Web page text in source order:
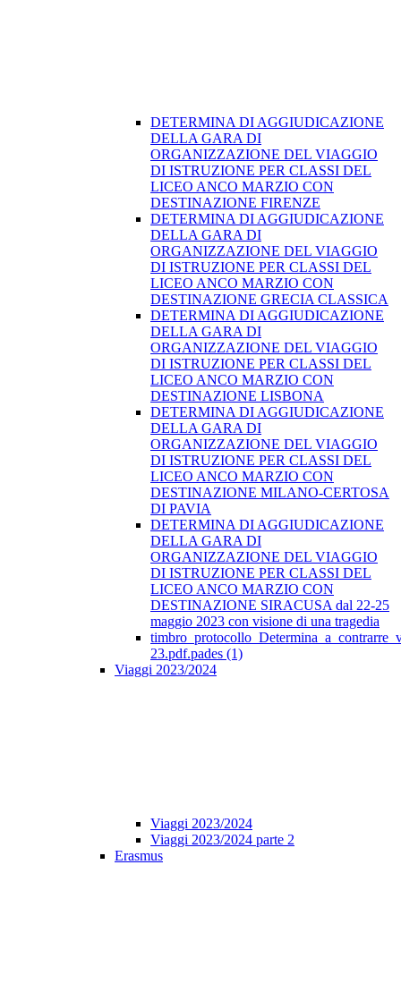
DETERMINA DI AGGIUDICAZIONE
DELLA GARA DI
ORGANIZZAZIONE DEL VIAGGIO
DI ISTRUZIONE PER CLASSI DEL
LICEO ANCO MARZIO CON
DESTINAZIONE FIRENZE
DETERMINA DI AGGIUDICAZIONE
DELLA GARA DI
ORGANIZZAZIONE DEL VIAGGIO
DI ISTRUZIONE PER CLASSI DEL
LICEO ANCO MARZIO CON
DESTINAZIONE GRECIA CLASSICA
DETERMINA DI AGGIUDICAZIONE
DELLA GARA DI
ORGANIZZAZIONE DEL VIAGGIO
DI ISTRUZIONE PER CLASSI DEL
LICEO ANCO MARZIO CON
DESTINAZIONE LISBONA
DETERMINA DI AGGIUDICAZIONE
DELLA GARA DI
ORGANIZZAZIONE DEL VIAGGIO
DI ISTRUZIONE PER CLASSI DEL
LICEO ANCO MARZIO CON
DESTINAZIONE MILANO-CERTOSA
DI PAVIA
DETERMINA DI AGGIUDICAZIONE
DELLA GARA DI
ORGANIZZAZIONE DEL VIAGGIO
DI ISTRUZIONE PER CLASSI DEL
LICEO ANCO MARZIO CON
DESTINAZIONE SIRACUSA dal 22-25
maggio 2023 con visione di una tragedia
23.pdf.pades (1)
Viaggi 2023/2024
Viaggi 2023/2024
Viaggi 2023/2024 parte 2
Erasmus